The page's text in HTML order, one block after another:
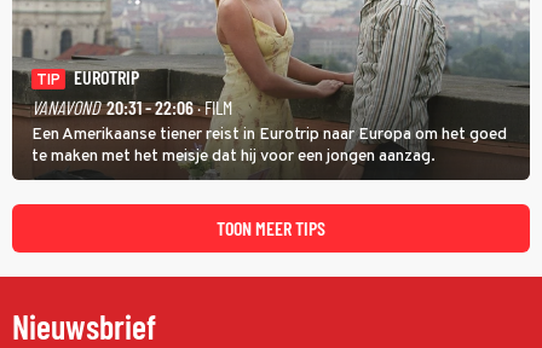
TIP
EUROTRIP
VANAVOND 20:31 - 22:06· FILM
Een Amerikaanse tiener reist in Eurotrip naar Europa om het goed
te maken met het meisje dat hij voor een jongen aanzag.
TOON MEER TIPS
Nieuwsbrief